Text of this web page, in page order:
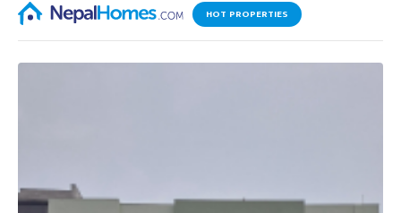
HOT PROPERTIES